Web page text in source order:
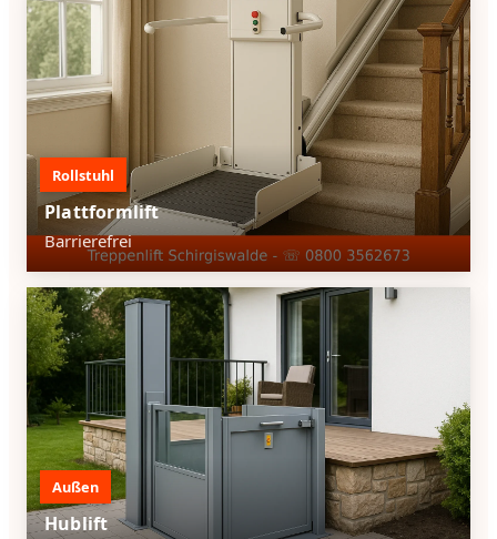
Rollstuhl
Plattformlift
Barrierefrei
Außen
Hublift